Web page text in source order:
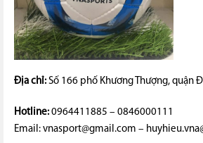
Địa chỉ: Số 166 phố Khương Thượng, quận
Hotline: 0964411885 – 0846000111
Email: vnasport@gmail.com –